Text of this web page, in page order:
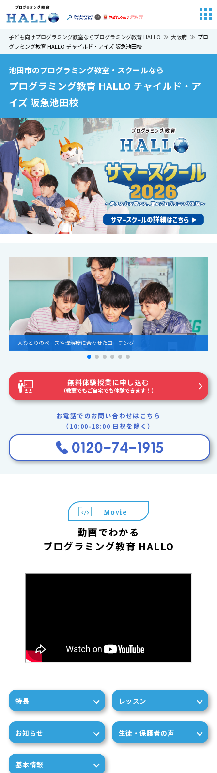
子ども向けプログラミング教室ならプログラミング教育 HALLO 大阪府
プロ
グラミング教育 HALLO チャイルド・アイズ 阪急池田校
池田市のプログラミング教室・スクールなら
プログラミング教育 HALLO チャイルド・ア
イズ 阪急池田校
圧倒的な世界観とグラフィック
無料体験授業に申し込む
（教室でもご自宅でも体験できます！）
お電話でのお問い合わせはこちら
（10:00-18:00 日祝を除く）
Movie
動画でわかる
プログラミング教育 HALLO
特長 レッスン
お知らせ 生徒・保護者の声
基本情報